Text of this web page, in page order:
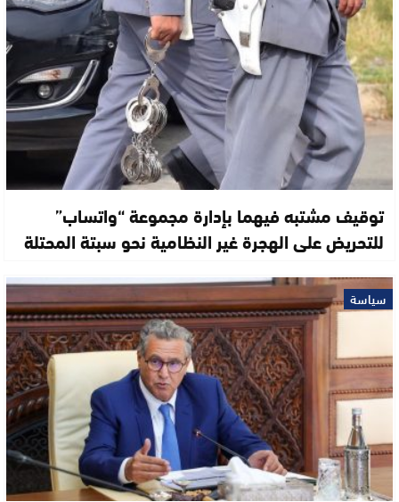
توقيف مشتبه فيهما بإدارة مجموعة “واتساب”
للتحريض على الهجرة غير النظامية نحو سبتة المحتلة
سياسة